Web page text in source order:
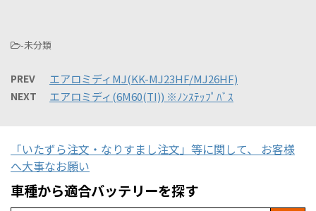
-未分類
PREV エアロミディMJ(KK-MJ23HF/MJ26HF)
NEXT エアロミディ(6M60(TI)) ※ﾉﾝｽﾃｯﾌﾟﾊﾞｽ
「いたずら注文・なりすまし注文」等に関して、 お客様
へ大事なお願い
車種から適合バッテリーを探す